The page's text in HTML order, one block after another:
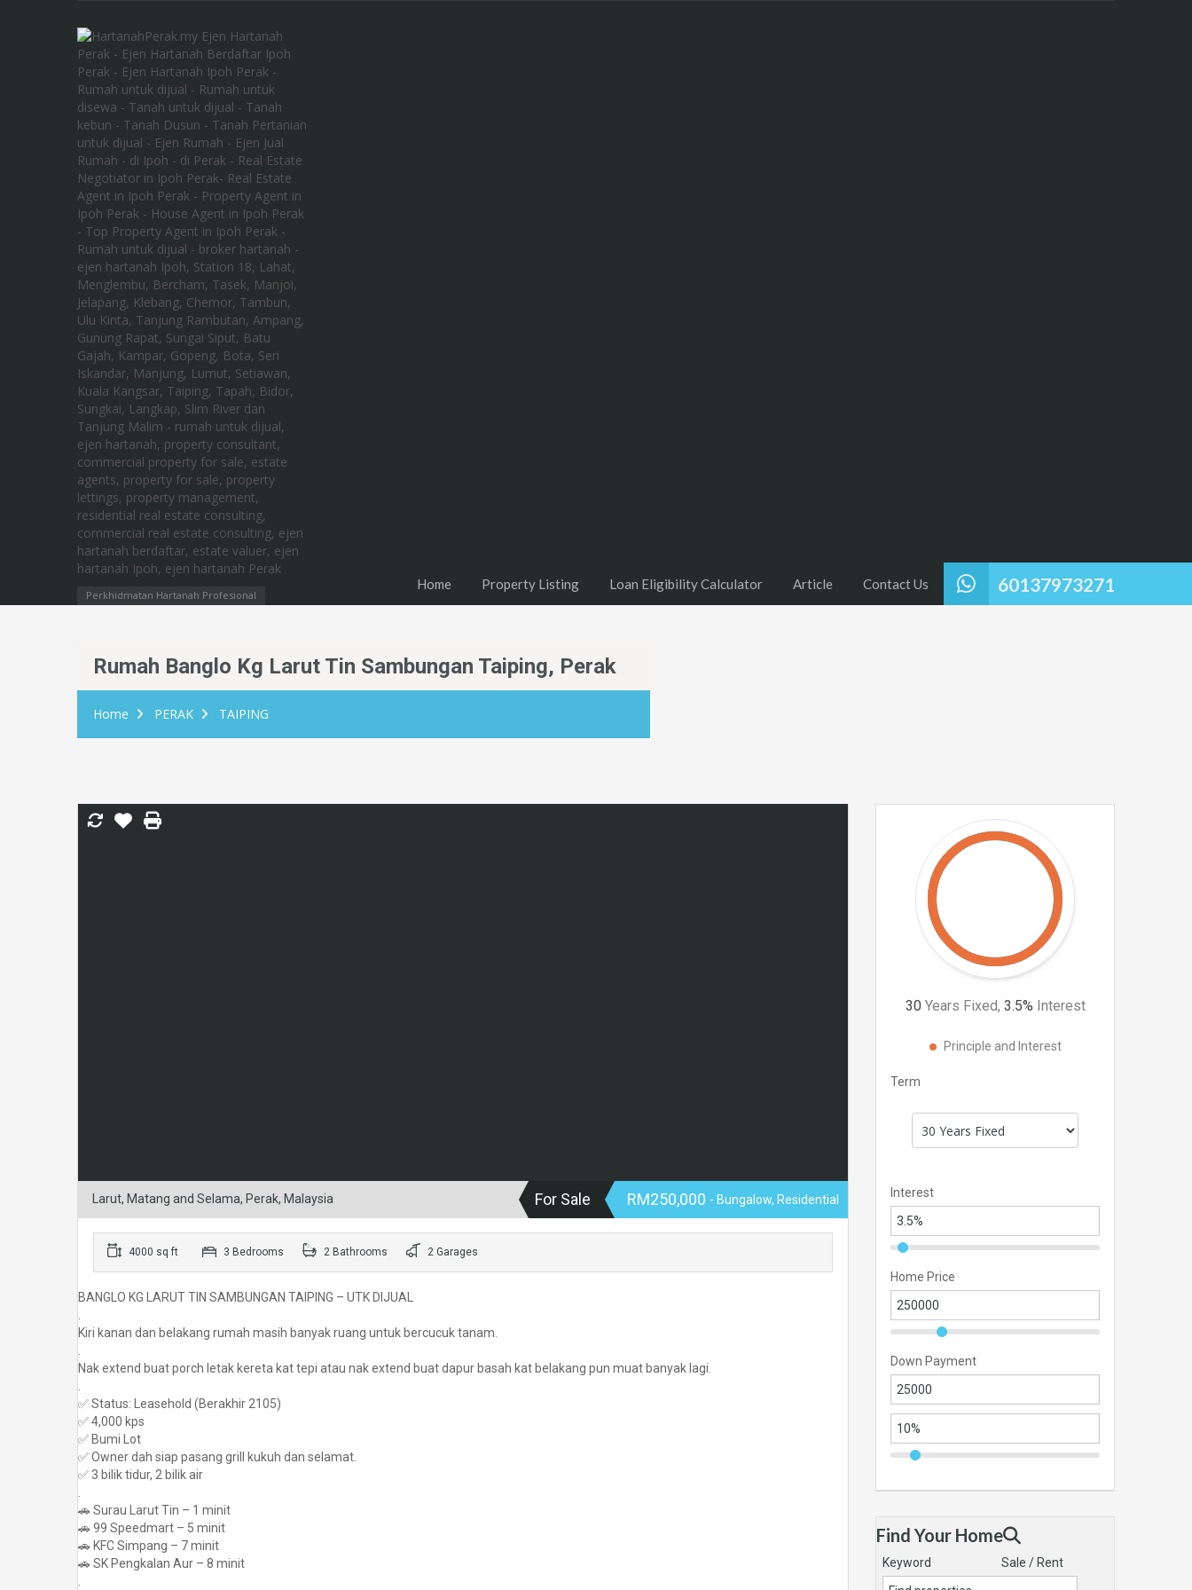
Perkhidmatan Hartanah Profesional 60137973271
Home Property Listing Loan Eligibility Calculator Article Contact Us
Rumah Banglo Kg Larut Tin Sambungan Taiping, Perak
Home PERAK TAIPING
Larut, Matang and Selama, Perak, Malaysia For Sale RM250,000 - Bungalow, Residential
4000 sq ft 3 Bedrooms 2 Bathrooms 2 Garages
BANGLO KG LARUT TIN SAMBUNGAN TAIPING – UTK DIJUAL
.
Kiri kanan dan belakang rumah masih banyak ruang untuk bercucuk tanam.
.
Nak extend buat porch letak kereta kat tepi atau nak extend buat dapur basah kat belakang pun muat banyak lagi.
.
✅ Status: Leasehold (Berakhir 2105)
✅ 4,000 kps
✅ Bumi Lot
✅ Owner dah siap pasang grill kukuh dan selamat.
✅ 3 bilik tidur, 2 bilik air
.
🚗 Surau Larut Tin – 1 minit
🚗 99 Speedmart – 5 minit
🚗 KFC Simpang – 7 minit
🚗 SK Pengkalan Aur – 8 minit
.
30 Years Fixed, 3.5% Interest
Principle and Interest
Term
Interest
Home Price
Down Payment
Find Your Home
Keyword Sale / Rent